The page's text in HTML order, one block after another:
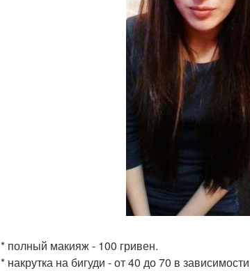
* полный макияж - 100 гривен.
* накрутка на бигуди - от 40 до 70 в